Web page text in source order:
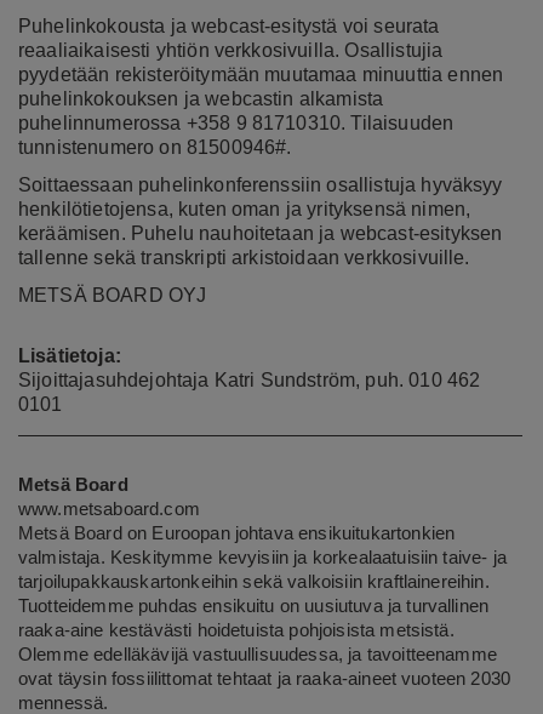
Puhelinkokousta ja webcast-esitystä voi seurata
reaaliaikaisesti yhtiön verkkosivuilla. Osallistujia
pyydetään rekisteröitymään muutamaa minuuttia ennen
puhelinkokouksen ja webcastin alkamista
puhelinnumerossa +358 9 81710310. Tilaisuuden
tunnistenumero on 81500946#.
Soittaessaan puhelinkonferenssiin osallistuja hyväksyy
henkilötietojensa, kuten oman ja yrityksensä nimen,
keräämisen. Puhelu nauhoitetaan ja webcast-esityksen
tallenne sekä transkripti arkistoidaan verkkosivuille.
METSÄ BOARD OYJ
Lisätietoja:
Sijoittajasuhdejohtaja Katri Sundström, puh. 010 462
0101
Metsä Board
www.metsaboard.com
Metsä Board on Euroopan johtava ensikuitukartonkien
valmistaja. Keskitymme kevyisiin ja korkealaatuisiin taive- ja
tarjoilupakkauskartonkeihin sekä valkoisiin kraftlainereihin.
Tuotteidemme puhdas ensikuitu on uusiutuva ja turvallinen
raaka-aine kestävästi hoidetuista pohjoisista metsistä.
Olemme edelläkävijä vastuullisuudessa, ja tavoitteenamme
ovat täysin fossiilittomat tehtaat ja raaka-aineet vuoteen 2030
mennessä.